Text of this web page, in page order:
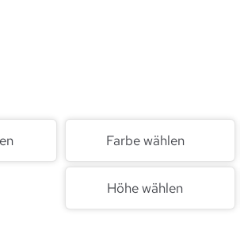
Farbe wählen
Höhe wählen